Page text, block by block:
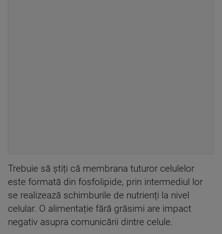
Trebuie să știți că membrana tuturor celulelor
este formată din fosfolipide, prin intermediul lor
se realizează schimburile de nutrienți la nivel
celular. O alimentație fără grăsimi are impact
negativ asupra comunicării dintre celule.